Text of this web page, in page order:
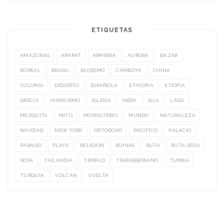
ETIQUETAS
AMAZONAS ARARAT ARMENIA AURORA BAZAR
BOREAL BRASIL BUDISMO CAMBOYA CHINA
COLONIA DESIERTO ESPAÑOLA ETHIOPIA ETIOPIA
GRECIA HINDUISMO IGLESIA INDIA ISLA LAGO
MEZQUITA MITO MONASTERIO MUNDO NATURALEZA
NAVIDAD NEW YORK ORTODOXO PACIFICO PALACIO
PARAISO PLAYA RELIGIÓN RUINAS RUTA RUTA SEDA
SEDA TAILANDIA TEMPLO TRANSIBERIANO TUMBA
TURQUÍA VOLCÁN VUELTA